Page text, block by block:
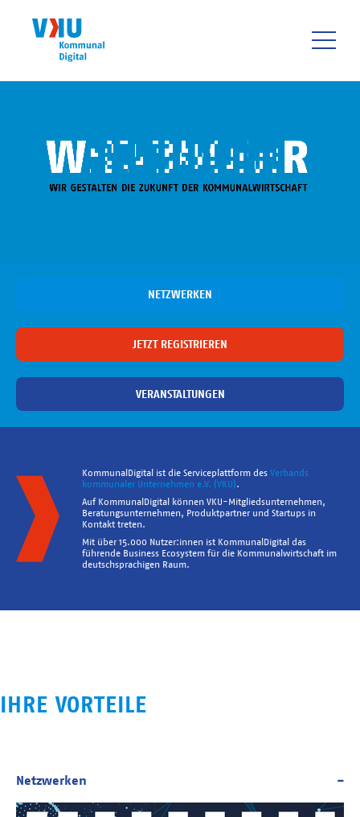
NETZWERKEN
JETZT REGISTRIEREN
VERANSTALTUNGEN
KommunalDigital ist die Serviceplattform des Verbands
kommunaler Unternehmen e.V. (VKU).
Auf KommunalDigital können VKU-Mitgliedsunternehmen,
Beratungsunternehmen, Produktpartner und Startups in
Kontakt treten.
Mit über 15.000 Nutzer:innen ist KommunalDigital das
führende Business Ecosystem für die Kommunalwirtschaft im
deutschsprachigen Raum.
IHRE VORTEILE